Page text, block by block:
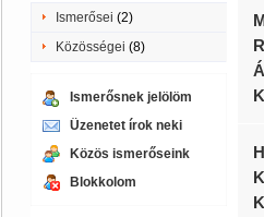
Ismerősei (2)
Közösségei (8)
Ismerősnek jelölöm
Üzenetet írok neki
Közös ismerőseink
Blokkolom